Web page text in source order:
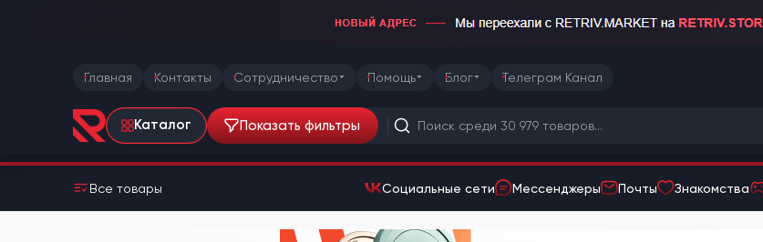
Главная Контакты Сотрудничество Помощь Блог Телеграм Канал
Каталог Показать фильтры
Все товары Социальные сети Мессенджеры Почты Знакомства